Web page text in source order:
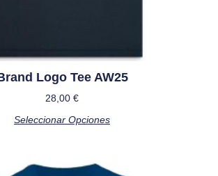
Logo Tee AW25
28,00 €
Seleccionar Opciones